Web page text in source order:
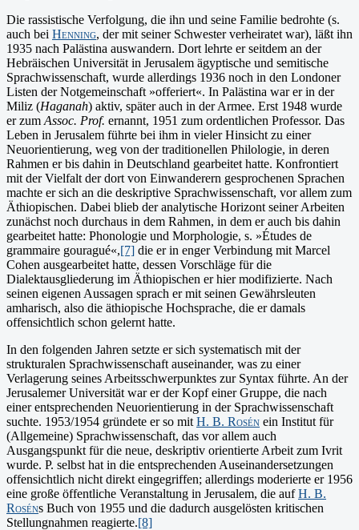
Die rassistische Verfolgung, die ihn und seine Familie bedrohte (s.
auch bei Henning, der mit seiner Schwester verheiratet war), läßt ihn
1935 nach Palästina auswandern. Dort lehrte er seitdem an der
Hebräischen Universität in Jerusalem ägyptische und semitische
Sprachwissenschaft, wurde allerdings 1936 noch in den Londoner
Listen der Notgemeinschaft »offeriert«. In Palästina war er in der
Miliz (Haganah) aktiv, später auch in der Armee. Erst 1948 wurde
er zum Assoc. Prof. ernannt, 1951 zum ordentlichen Professor. Das
Leben in Jerusalem führte bei ihm in vieler Hinsicht zu einer
Neuorientierung, weg von der traditionellen Philologie, in deren
Rahmen er bis dahin in Deutschland gearbeitet hatte. Konfrontiert
mit der Vielfalt der dort von Einwanderern gesprochenen Sprachen
machte er sich an die deskriptive Sprachwissenschaft, vor allem zum
Äthiopischen. Dabei blieb der analytische Horizont seiner Arbeiten
zunächst noch durchaus in dem Rahmen, in dem er auch bis dahin
gearbeitet hatte: Phonologie und Morphologie, s. »Études de
grammaire gouragué«,[7] die er in enger Verbindung mit Marcel
Cohen ausgearbeitet hatte, dessen Vorschläge für die
Dialektausgliederung im Äthiopischen er hier modifizierte. Nach
seinen eigenen Aussagen sprach er mit seinen Gewährsleuten
amharisch, also die äthiopische Hochsprache, die er damals
offensichtlich schon gelernt hatte.
In den folgenden Jahren setzte er sich systematisch mit der
strukturalen Sprachwissenschaft auseinander, was zu einer
Verlagerung seines Arbeitsschwerpunktes zur Syntax führte. An der
Jerusalemer Universität war er der Kopf einer Gruppe, die nach
einer entsprechenden Neuorientierung in der Sprachwissenschaft
suchte. 1953/1954 gründete er so mit H. B. Rosén ein Institut für
(Allgemeine) Sprachwissenschaft, das vor allem auch
Ausgangspunkt für die neue, deskriptiv orientierte Arbeit zum Ivrit
wurde. P. selbst hat in die entsprechenden Auseinandersetzungen
offensichtlich nicht direkt eingegriffen; allerdings moderierte er 1956
eine große öffentliche Veranstaltung in Jerusalem, die aufH. B.
Roséns Buch von 1955 und die dadurch ausgelösten kritischen
Stellungnahmen reagierte.[8]